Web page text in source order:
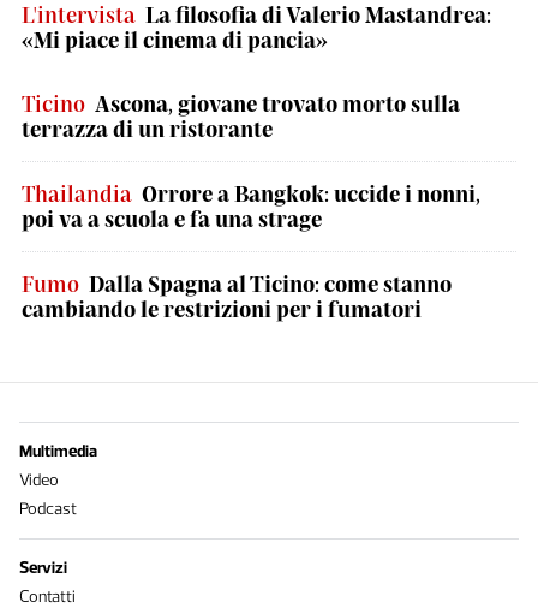
L'intervista La filosofia di Valerio Mastandrea:
«Mi piace il cinema di pancia»
Ticino Ascona, giovane trovato morto sulla
terrazza di un ristorante
Thailandia Orrore a Bangkok: uccide i nonni,
poi va a scuola e fa una strage
Fumo Dalla Spagna al Ticino: come stanno
cambiando le restrizioni per i fumatori
Multimedia
Video
Podcast
Servizi
Contatti